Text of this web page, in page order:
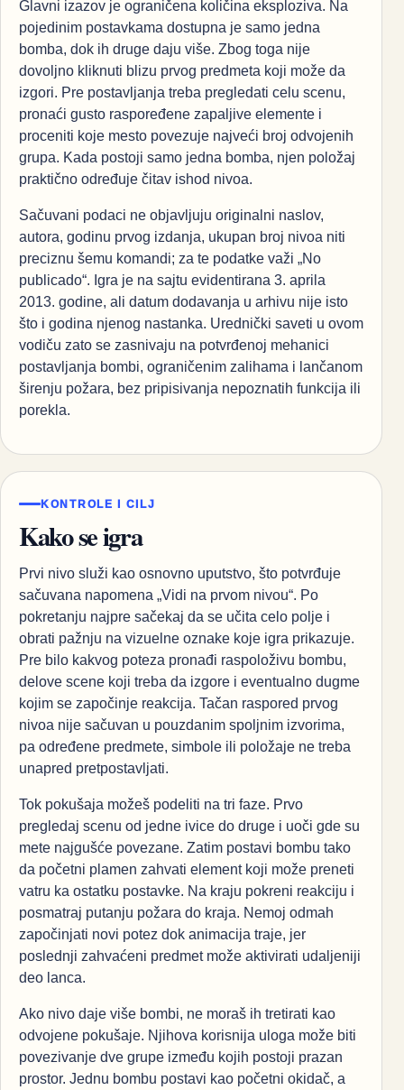
Glavni izazov je ograničena količina eksploziva. Na
pojedinim postavkama dostupna je samo jedna
bomba, dok ih druge daju više. Zbog toga nije
dovoljno kliknuti blizu prvog predmeta koji može da
izgori. Pre postavljanja treba pregledati celu scenu,
pronaći gusto raspoređene zapaljive elemente i
proceniti koje mesto povezuje najveći broj odvojenih
grupa. Kada postoji samo jedna bomba, njen položaj
praktično određuje čitav ishod nivoa.
Sačuvani podaci ne objavljuju originalni naslov,
autora, godinu prvog izdanja, ukupan broj nivoa niti
preciznu šemu komandi; za te podatke važi „No
publicado“. Igra je na sajtu evidentirana 3. aprila
2013. godine, ali datum dodavanja u arhivu nije isto
što i godina njenog nastanka. Urednički saveti u ovom
vodiču zato se zasnivaju na potvrđenoj mehanici
postavljanja bombi, ograničenim zalihama i lančanom
širenju požara, bez pripisivanja nepoznatih funkcija ili
porekla.
KONTROLE I CILJ
Kako se igra
Prvi nivo služi kao osnovno uputstvo, što potvrđuje
sačuvana napomena „Vidi na prvom nivou“. Po
pokretanju najpre sačekaj da se učita celo polje i
obrati pažnju na vizuelne oznake koje igra prikazuje.
Pre bilo kakvog poteza pronađi raspoloživu bombu,
delove scene koji treba da izgore i eventualno dugme
kojim se započinje reakcija. Tačan raspored prvog
nivoa nije sačuvan u pouzdanim spoljnim izvorima,
pa određene predmete, simbole ili položaje ne treba
unapred pretpostavljati.
Tok pokušaja možeš podeliti na tri faze. Prvo
pregledaj scenu od jedne ivice do druge i uoči gde su
mete najgušće povezane. Zatim postavi bombu tako
da početni plamen zahvati element koji može preneti
vatru ka ostatku postavke. Na kraju pokreni reakciju i
posmatraj putanju požara do kraja. Nemoj odmah
započinjati novi potez dok animacija traje, jer
poslednji zahvaćeni predmet može aktivirati udaljeniji
deo lanca.
Ako nivo daje više bombi, ne moraš ih tretirati kao
odvojene pokušaje. Njihova korisnija uloga može biti
povezivanje dve grupe između kojih postoji prazan
prostor. Jednu bombu postavi kao početni okidač, a